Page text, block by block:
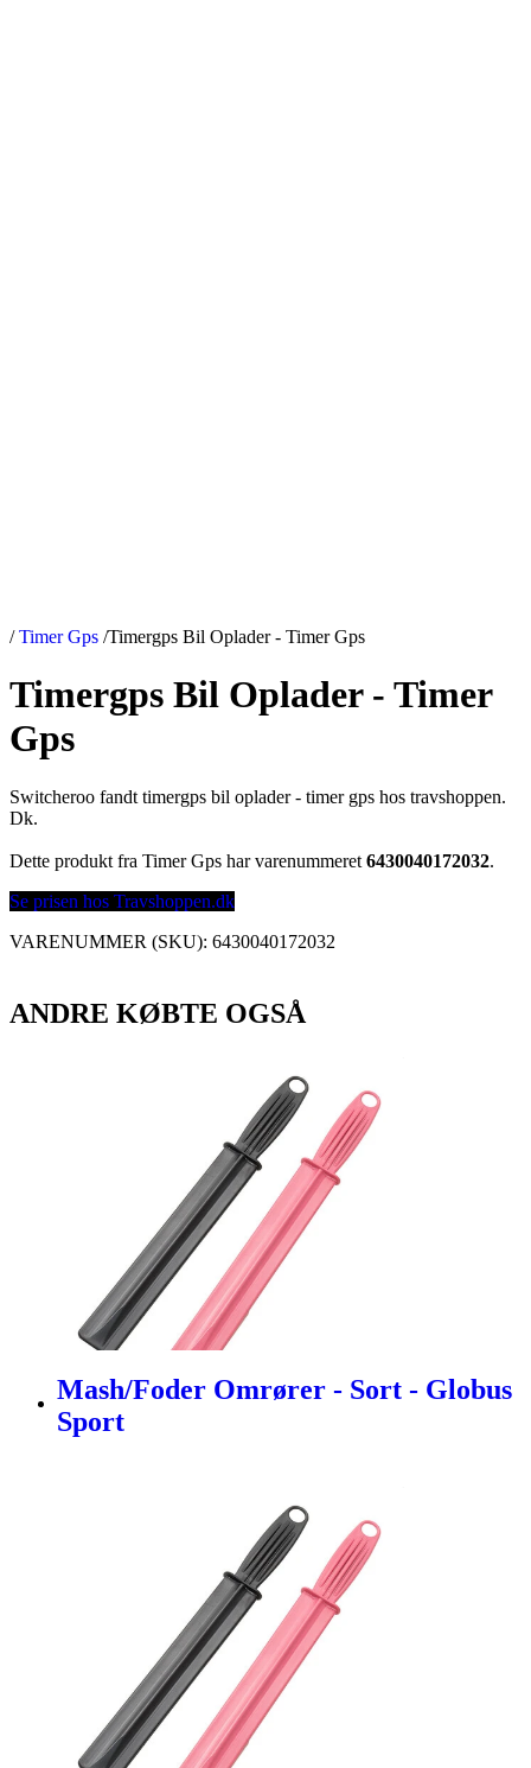
/ Timer Gps /Timergps Bil Oplader - Timer Gps
Timergps Bil Oplader - Timer
Gps
Switcheroo fandt timergps bil oplader - timer gps hos travshoppen.
Dk.
Dette produkt fra Timer Gps har varenummeret 6430040172032.
Se prisen hos Travshoppen.dk
VARENUMMER (SKU): 6430040172032
ANDRE KØBTE OGSÅ
Mash/Foder Omrører - Sort - Globus
Sport